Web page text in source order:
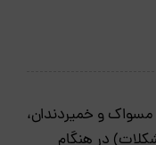
و خمیردندان،